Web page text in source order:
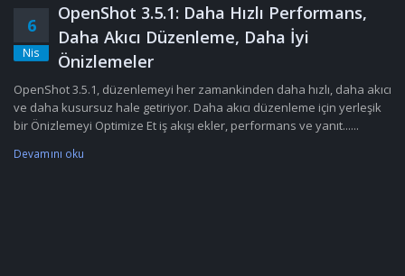
6
Nis
OpenShot 3.5.1: Daha Hızlı Performans,
Daha Akıcı Düzenleme, Daha İyi
Önizlemeler
OpenShot 3.5.1, düzenlemeyi her zamankinden daha hızlı, daha akıcı
ve daha kusursuz hale getiriyor. Daha akıcı düzenleme için yerleşik
bir Önizlemeyi Optimize Et iş akışı ekler, performans ve yanıt......
Devamını oku